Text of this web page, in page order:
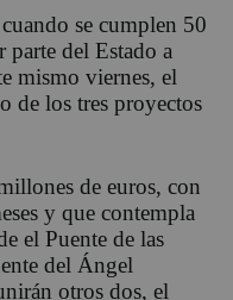
se cumplen 50
parte del Estado a
mismo viernes, el
de los tres proyectos
de euros, con
y que contempla
el Puente de las
del Ángel
otros dos, el